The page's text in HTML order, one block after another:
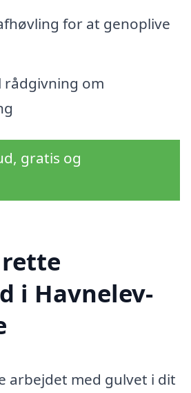
for at genoplive
rådgivning om
gratis og
i Havnelev-
arbejdet med gulvet i dit